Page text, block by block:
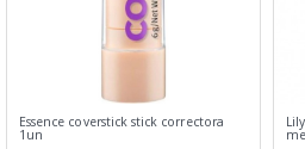
Essence coverstick stick correctora
1un